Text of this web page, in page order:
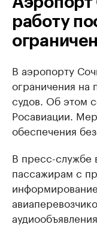
работу
В аэропорту
ограничения на
судов. Об этом
Росавиации.
обеспечения
В пресс-службе
пассажирам с